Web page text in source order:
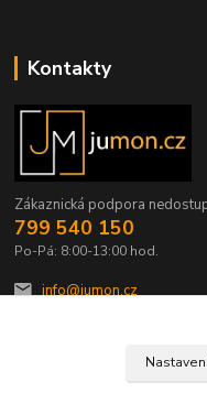
Kontakty
Zákaznická podpora
799 540 150
Po-Pá: 8:00-13:00 hod.
info@jumon.cz